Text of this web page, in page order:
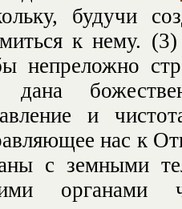
будучи
к нему.
непреложно
и
нас к
с земными